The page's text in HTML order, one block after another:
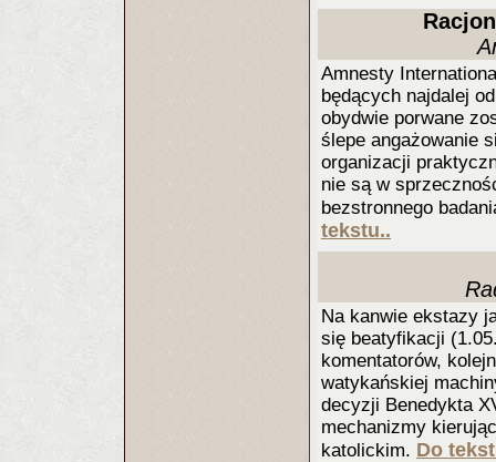
Amnesty
będących najdalej
obydwie porwane
ślepe angażowanie
organizacji
nie są w
bezstronnego
tekstu..
Na kanwie ekstazy
się beatyfikacji
komentatorów,
watykańskiej
decyzji Benedykta
mechanizmy
katolickim. Do